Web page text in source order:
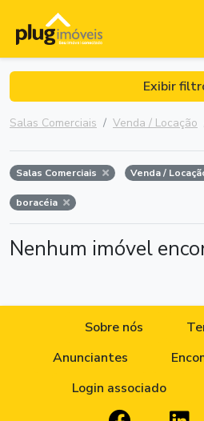
Exibir
Salas Comerciais Venda / Locação
Salas Comerciais Venda /
boracéia
Nenhum imóvel
Sobre nós
Anunciantes
Login associado